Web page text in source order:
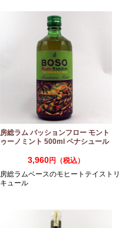
房総ラム パッションフロー モント
ゥーノミント 500ml ペナシュール
3,960円（税込）
房総ラムベースのモヒートテイストリ
キュール